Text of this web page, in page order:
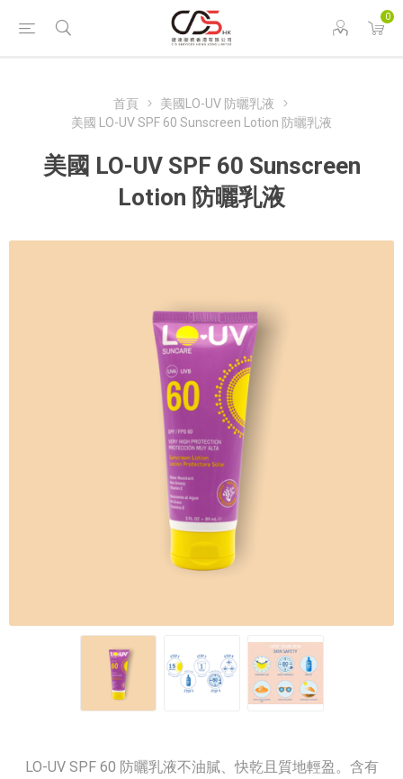
0
首頁
美國LO-UV 防曬乳液
美國 LO-UV SPF 60 Sunscreen Lotion 防曬乳液
美國 LO-UV SPF 60 Sunscreen
Lotion 防曬乳液
LO-UV SPF 60 防曬乳液不油膩、快乾且質地輕盈。含有